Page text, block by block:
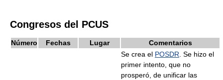
Congresos del PCUS
Número Fechas Lugar Comentarios
Se crea el POSDR . Se hizo el
primer intento, que no
prosperó, de unificar las